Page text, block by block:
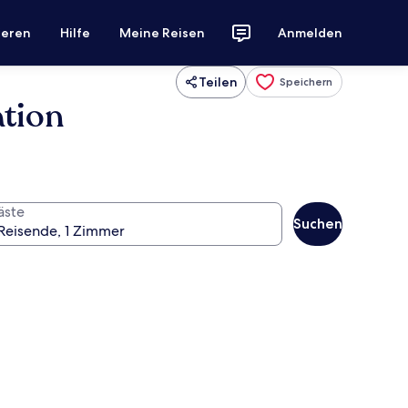
Hilfe Meine Reisen Anmelden
Teilen Speichern
Suchen